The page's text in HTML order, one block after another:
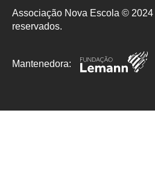
Associação Nova Escola © 2024
reservados.
Mantenedora: